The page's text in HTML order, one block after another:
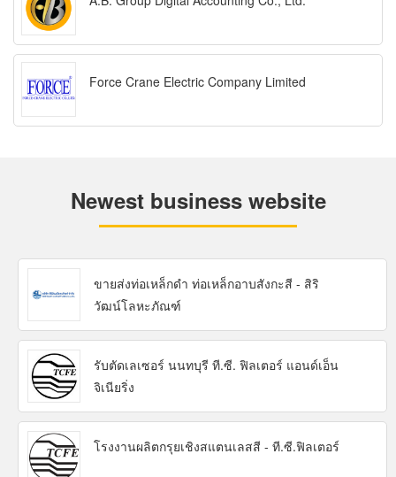
Force Crane Electric Company Limited
Newest business website
ขายส่งท่อเหล็กดำ ท่อเหล็กอาบสังกะสี - สิริ
วัฒน์โลหะภัณฑ์
รับตัดเลเซอร์ นนทบุรี ที.ซี. ฟิลเตอร์ แอนด์เอ็น
จิเนียริ่ง
โรงงานผลิตกรุยเชิงสแตนเลสสี - ที.ซี.ฟิลเตอร์